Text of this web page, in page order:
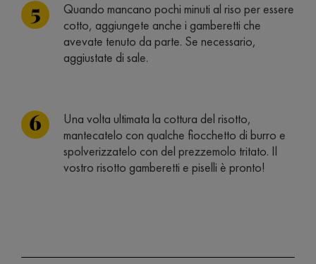
Quando mancano pochi minuti al riso per essere
cotto, aggiungete anche i gamberetti che
avevate tenuto da parte. Se necessario,
aggiustate di sale.
Una volta ultimata la cottura del risotto,
mantecatelo con qualche fiocchetto di burro e
spolverizzatelo con del prezzemolo tritato. Il
vostro risotto gamberetti e piselli è pronto!